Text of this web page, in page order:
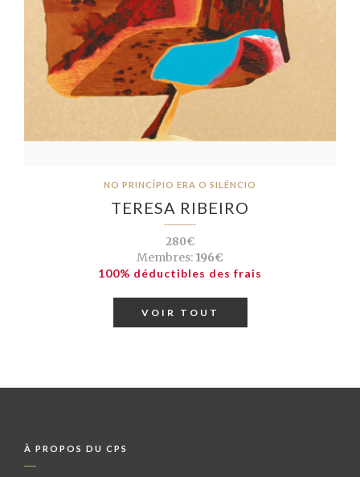
NO PRINCÍPIO ERA O SILÊNCIO
TERESA RIBEIRO
280€
Membres: 196€
100% déductibles des frais
VOIR TOUT
À PROPOS DU CPS